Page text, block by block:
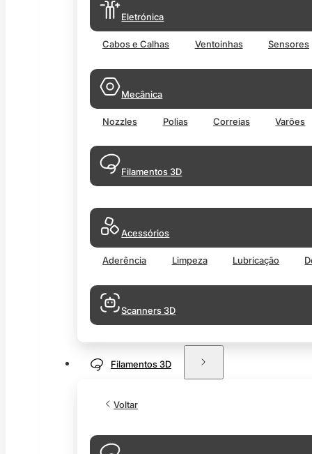
Eletrónica
Cabos e Calhas Ventoinhas Sensores
Mecânica
Nozzles Polias Correias Varões
Filamentos 3D
Acessórios
Aderência Limpeza Lubricação
Scanners 3D
Filamentos 3D
Voltar